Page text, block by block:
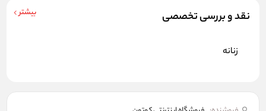
نقد و بررسی تخصصی بیشتر
زنانه